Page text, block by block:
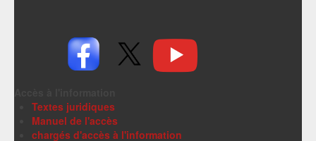
Textes juridiques
Manuel de l'accès
chargés d'accès à l'information